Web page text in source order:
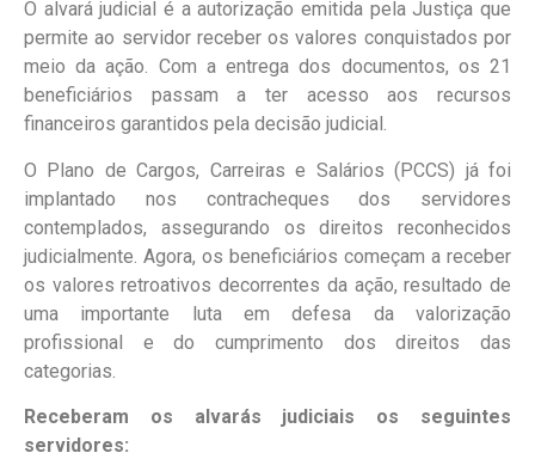
O alvará judicial é a autorização emitida pela Justiça que
permite ao servidor receber os valores conquistados por
meio da ação. Com a entrega dos documentos, os 21
beneficiários passam a ter acesso aos recursos
financeiros garantidos pela decisão judicial.
O Plano de Cargos, Carreiras e Salários (PCCS) já foi
implantado nos contracheques dos servidores
contemplados, assegurando os direitos reconhecidos
judicialmente. Agora, os beneficiários começam a receber
os valores retroativos decorrentes da ação, resultado de
uma importante luta em defesa da valorização
profissional e do cumprimento dos direitos das
categorias.
Receberam os alvarás judiciais os seguintes
servidores: